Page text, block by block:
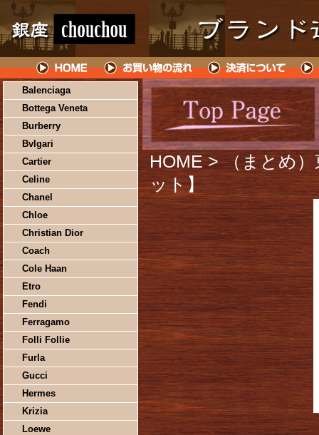
Balenciaga
Bottega Veneta
Burberry
Bvlgari
Cartier
Celine
Chanel
Chloe
Christian Dior
Coach
Cole Haan
Etro
Fendi
Ferragamo
Folli Follie
Furla
Gucci
Hermes
Krizia
Loewe
HOME > （まとめ
ット】